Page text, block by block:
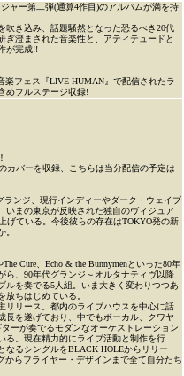
ャー第二弾(通算4作目)のアルバムが満を持
吹き込み、話題騒然となった恐るべき20代
ぎ澄まされた音楽性と、アティテュードと
が完成!!
楽フェス『LIVE HUMAN』で配信されたラ
めフルステージ収録!
カバーを収録、こちらは当分配信の予定は
ランジ、現行インディーやダーク・ウェイブ
いまの東京が反映された独自のヴィジュア
げている。今後彼らの存在はTOKYO発の新
。
Cure、Echo & the Bunnymenといった80年
ら、90年代グランジ～オルタナティヴ以降
ルを奏でる5人組。いま大きく変わりつつあ
放ちはじめている。
リリース。都内のライブハウスを中心に話
長を遂げており、中でもボーカル、クワヤ
ーが奏でるモダンなオーケストレーション
る。現在精力的にライブ活動と制作を行
なるシングルをBLACK HOLEからリリー
からフライヤー・デザインまで全て自分たち